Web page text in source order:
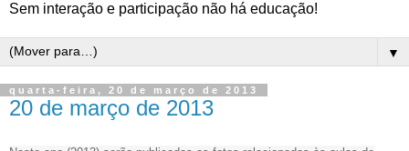
Sem interação e participação não há educação!
▼
quarta-feira, 20 de março de 2013
20 de março de 2013